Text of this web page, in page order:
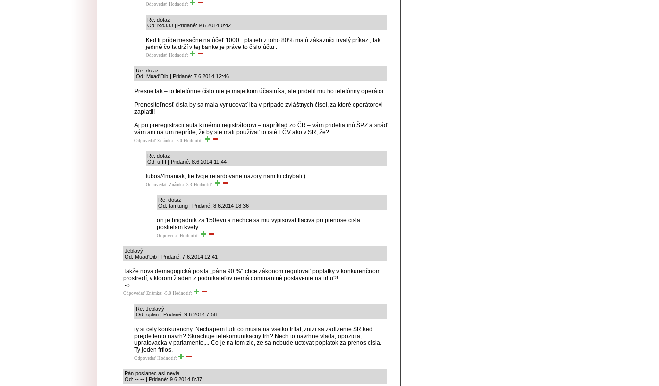
Odpovedať Hodnotiť:
Re: dotaz
Od: ixo333 | Pridané: 9.6.2014 0:42
Ked ti príde mesačne na účeť 1000+ platieb z toho 80% majú zákazníci trvalý príkaz , tak
jediné čo ta drží v tej banke je práve to číslo účtu .
Odpovedať Hodnotiť:
Re: dotaz
Od: Muad'Dib | Pridané: 7.6.2014 12:46
Presne tak – to telefónne číslo nie je majetkom účastníka, ale pridelil mu ho telefónny operátor.
Prenositeľnosť čisla by sa mala vynucovať iba v prípade zvláštnych čisel, za ktoré operátorovi
zaplatil!
Aj pri preregistrácii auta k inému registrátorovi – napríklad zo ČR – vám pridelia inú ŠPZ a snáď
vám ani na um nepríde, že by ste mali používať to isté EČV ako v SR, že?
Odpovedať Známka: -6.0 Hodnotiť:
Re: dotaz
Od: uffff | Pridané: 8.6.2014 11:44
lubos/4maniak, tie tvoje retardovane nazory nam tu chybali:)
Odpovedať Známka: 3.3 Hodnotiť:
Re: dotaz
Od: tamtung | Pridané: 8.6.2014 18:36
on je brigadnik za 150evri a nechce sa mu vypisovat tlaciva pri prenose cisla..
poslielam kvety
Odpovedať Hodnotiť:
Jeblavý
Od: Muad'Dib | Pridané: 7.6.2014 12:41
Takže nová demagogická posila „pána 90 %“ chce zákonom regulovať poplatky v konkurenčnom
prostredí, v ktorom žiaden z podnikateľov nemá dominantné postavenie na trhu?!
:-o
Odpovedať Známka: -5.0 Hodnotiť:
Re: Jeblavý
Od: oplan | Pridané: 9.6.2014 7:58
ty si cely konkurencny. Nechapem ludi co musia na vsetko frflat, znizi sa zadlzenie SR ked
prejde tento navrh? Skrachuje telekomunikacny trh? Nech to navrhne vlada, opozicia,
upratovacka v parlamente,... Co je na tom zle, ze sa nebude uctovat poplatok za prenos cisla.
Ty jeden frflos.
Odpovedať Hodnotiť:
Pán poslanec asi nevie
Od: --.-- | Pridané: 9.6.2014 8:37